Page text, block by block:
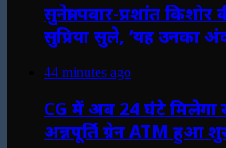
सुनेत्रा पवार-प्रशांत
सुप्रिया सुले, ‘यह उनका
44 minutes ago
CG में अब 24 घंटे मिलेगा
अन्नपूर्ति ग्रेन ATM हुआ